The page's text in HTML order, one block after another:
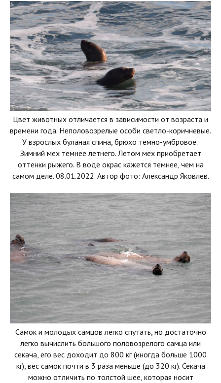
Цвет животных отличается в зависимости от возраста и
времени года. Неполовозрелые особи светло-коричневые.
У взрослых буланая спина, брюхо темно-умбровое.
Зимний мех темнее летнего. Летом мех приобретает
оттенки рыжего. В воде окрас кажется темнее, чем на
самом деле. 08.01.2022. Автор фото: Александр Яковлев.
Самок и молодых самцов легко спутать, но достаточно
легко вычислить большого половозрелого самца или
секача, его вес доходит до 800 кг (иногда больше 1000
кг), вес самок почти в 3 раза меньше (до 320 кг). Секача
можно отличить по толстой шее, которая носит